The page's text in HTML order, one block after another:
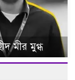
মীর মুগ্ধ